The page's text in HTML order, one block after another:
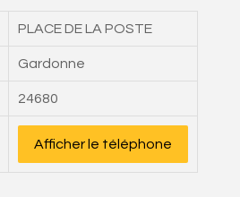
PLACE DE LA POSTE
Gardonne
24680
Afficher le téléphone